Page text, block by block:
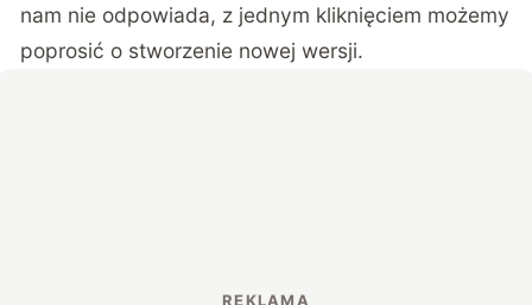
nam nie odpowiada, z jednym kliknięciem możemy
poprosić o stworzenie nowej wersji.